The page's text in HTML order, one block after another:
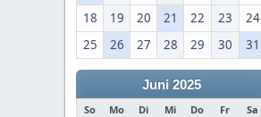
18
19 20 21 22 23
24
25
26 27 28 29 30 31
Juni 2025
So Mo Di Mi Do Fr Sa